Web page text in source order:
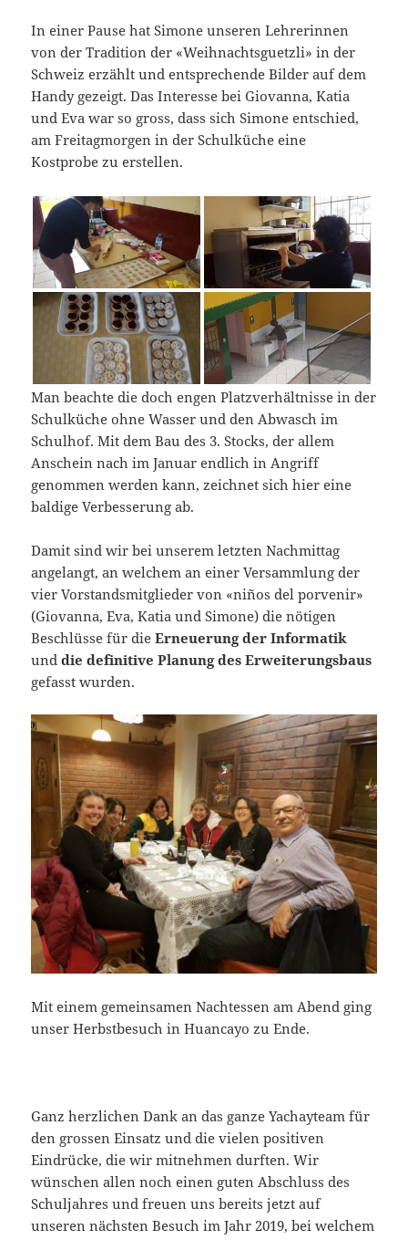
In einer Pause hat Simone unseren Lehrerinnen
von der Tradition der «Weihnachtsguetzli» in der
Schweiz erzählt und entsprechende Bilder auf dem
Handy gezeigt. Das Interesse bei Giovanna, Katia
und Eva war so gross, dass sich Simone entschied,
am Freitagmorgen in der Schulküche eine
Kostprobe zu erstellen.
Man beachte die doch engen Platzverhältnisse in der
Schulküche ohne Wasser und den Abwasch im
Schulhof. Mit dem Bau des 3. Stocks, der allem
Anschein nach im Januar endlich in Angriff
genommen werden kann, zeichnet sich hier eine
baldige Verbesserung ab.
Damit sind wir bei unserem letzten Nachmittag
angelangt, an welchem an einer Versammlung der
vier Vorstandsmitglieder von «niños del porvenir»
(Giovanna, Eva, Katia und Simone) die nötigen
Beschlüsse für dieErneuerung der Informatik
unddie definitive Planung des Erweiterungsbaus
gefasst wurden.
Mit einem gemeinsamen Nachtessen am Abend ging
unser Herbstbesuch in Huancayo zu Ende.
Ganz herzlichen Dank an das ganze Yachayteam für
den grossen Einsatz und die vielen positiven
Eindrücke, die wir mitnehmen durften. Wir
wünschen allen noch einen guten Abschluss des
Schuljahres und freuen uns bereits jetzt auf
unseren nächsten Besuch im Jahr 2019, bei welchem